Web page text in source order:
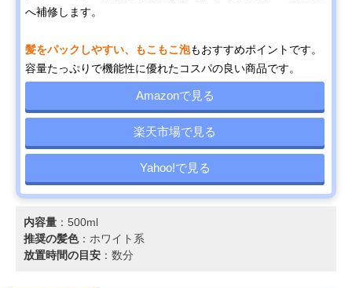
へ補修します。
髪をパックしやすい、もこもこ泡もおすすめポイントです。
容量たっぷりで機能性に優れたコスパの良い商品です。
Amazonで見る
楽天市場で見る
Yahoo!で見る
内容量 ：500ml
推奨の髪色：ホワイト系
放置時間の目安 ：数分